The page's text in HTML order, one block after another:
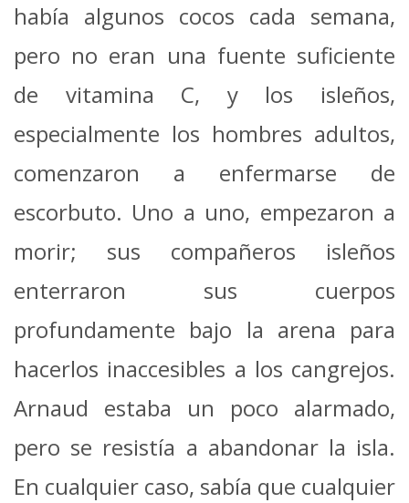
había algunos cocos cada semana,
pero no eran una fuente suficiente
de vitamina C, y los isleños,
especialmente los hombres adultos,
comenzaron a enfermarse de
escorbuto. Uno a uno, empezaron a
morir; sus compañeros isleños
enterraron sus cuerpos
profundamente bajo la arena para
hacerlos inaccesibles a los cangrejos.
Arnaud estaba un poco alarmado,
pero se resistía a abandonar la isla.
En cualquier caso, sabía que cualquier